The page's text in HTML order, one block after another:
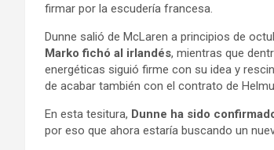
firmar por la escudería francesa.
Dunne salió de McLaren a principios de
Marko fichó al irlandés, mientras que
energéticas siguió firme con su idea y
de acabar también con el contrato de
En esta tesitura, Dunne ha sido
por eso que ahora estaría buscando un